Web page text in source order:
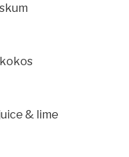
kokos
& lime